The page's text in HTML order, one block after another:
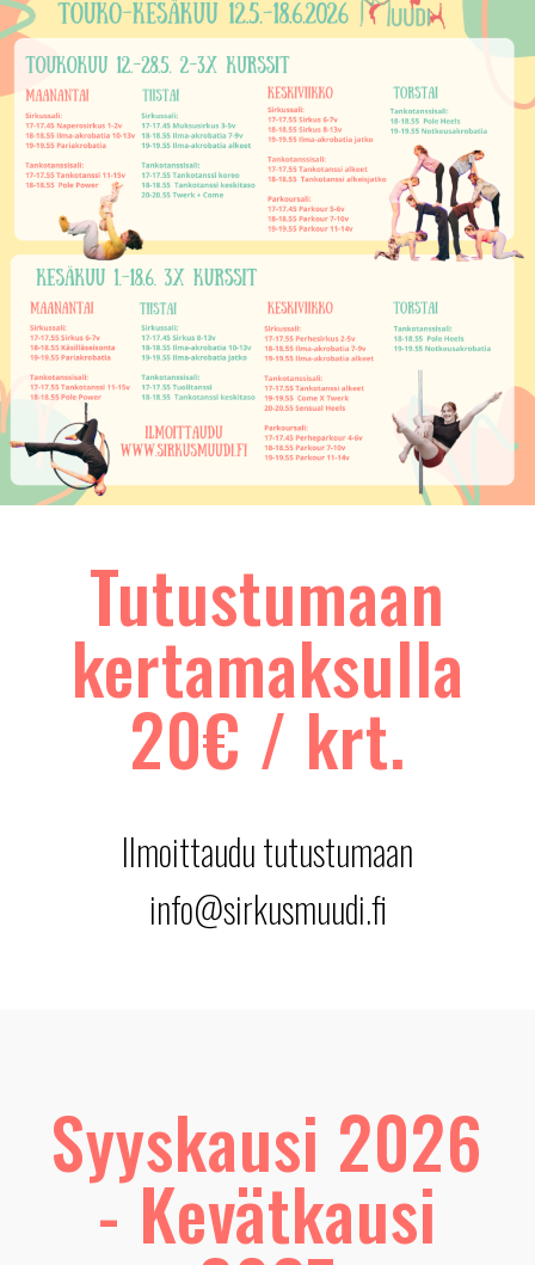
Tutustumaan
kertamaksulla
20€ / krt.
Ilmoittaudu tutustumaan
info@sirkusmuudi.fi
Syyskausi 2026
- Kevätkausi